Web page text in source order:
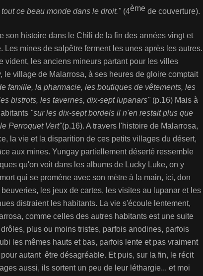
ce beau monde dans le droit." (4ème de couverture).
son histoire dans le Chili de la fin des années vingt et
Les mines de salpêtre ferment les unes après les autres.
vident, les anciens mineurs partant pour les villes
le village de Malarrosa, à ses heures de gloire comptait
famille, la pharmacie, les boutiques de vêtements, les
bistrots, les tavernes, dix-sept lupanars" (p.16) Mais à
"sur les dix-sept bordels il n'en restait plus que
Perroquet Vert"(p.16). A travers l'histoire de Malarrosa,
la vie et la disparition de ces petits villages du désert,
aux mines. Yungay partiellement déserté ressemble
qu'on voit dans les albums de Lucky Luke, on y
qui se promène avec son mètre à la main, ici, don
les jeux de cartes, les visites au lupanar et les
distraient les habitants. La vie s'écoule lentement,
comme celles des autres habitants est une suite
plus ou moins tristes, parfois anodines, parfois
les mêmes hauts et bas, parfois lente et pas vraiment
autant être désagréable. Et puis, sur la fin, le récit
aussi, ils sortent un peu de leur léthargie... et moi